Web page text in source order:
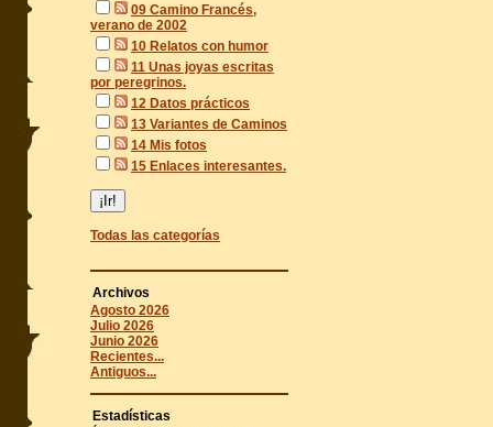
09 Camino Francés,
verano de 2002
10 Relatos con humor
11 Unas joyas escritas
por peregrinos.
12 Datos prácticos
13 Variantes de Caminos
14 Mis fotos
15 Enlaces interesantes.
Todas las categorías
Archivos
Agosto 2026
Julio 2026
Junio 2026
Recientes...
Antiguos...
Estadísticas